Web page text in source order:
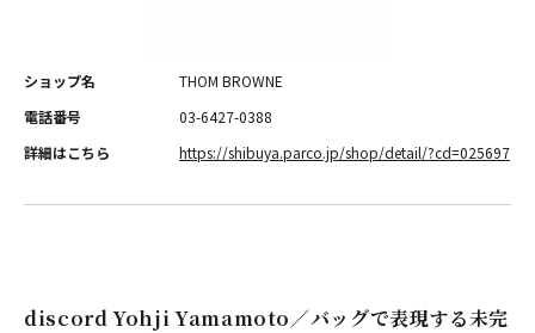
ショップ名
THOM BROWNE
電話番号
03-6427-0388
詳細はこちら
https://shibuya.parco.jp/shop/detail/?cd=025697
discord Yohji Yamamoto／バッグで表現する未完